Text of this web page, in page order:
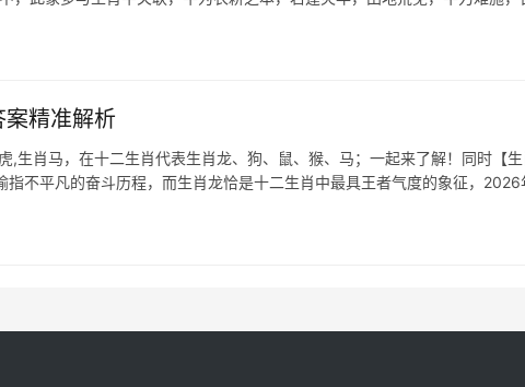
精准解析
,生肖马，在十二生肖代表生肖龙、狗、鼠、猴、马；一起来了解！同时【生
指不平凡的奋斗历程，而生肖龙恰是十二生肖中最具王者气度的象征，2026